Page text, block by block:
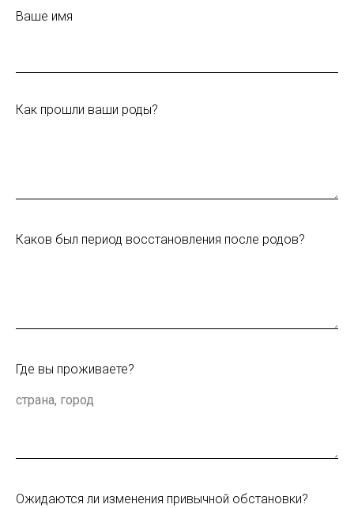
Ваше имя
Как прошли ваши роды?
Каков был период восстановления после родов?
Где вы проживаете?
Ожидаются ли изменения привычной обстановки?